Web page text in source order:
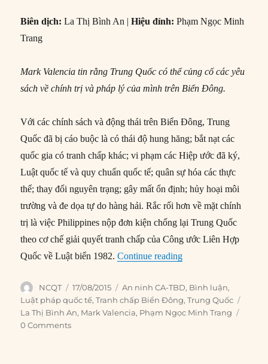
Biên dịch: La Thị Bình An |Hiệu đính: Phạm Ngọc Minh
Trang
Mark Valencia tin rằng Trung Quốc có thể củng cố các yêu
sách về chính trị và pháp lý của mình trên Biển Đông.
Với các chính sách và động thái trên Biển Đông, Trung
Quốc đã bị cáo buộc là có thái độ hung hăng; bắt nạt các
quốc gia có tranh chấp khác; vi phạm các Hiệp ước đã ký,
Luật quốc tế và quy chuẩn quốc tế; quân sự hóa các thực
thể; thay đổi nguyên trạng; gây mất ổn định; hủy hoại môi
trường và đe dọa tự do hàng hải. Rắc rối hơn về mặt chính
trị là việc Philippines nộp đơn kiện chống lại Trung Quốc
theo cơ chế giải quyết tranh chấp của Công ước Liên Hợp
Quốc về Luật biển 1982.Continue reading“Trung Quốc nên
Author
NCQT
Posted
on
17/08/2015 Categories
An ninh CA-TBD, Bình luận,
Luật pháp quốc tế,Tranh chấp Biển Đông,Trung Quốc
La Thị Bình An, Mark Valencia, Phạm Ngọc Minh Trang
0 Comments